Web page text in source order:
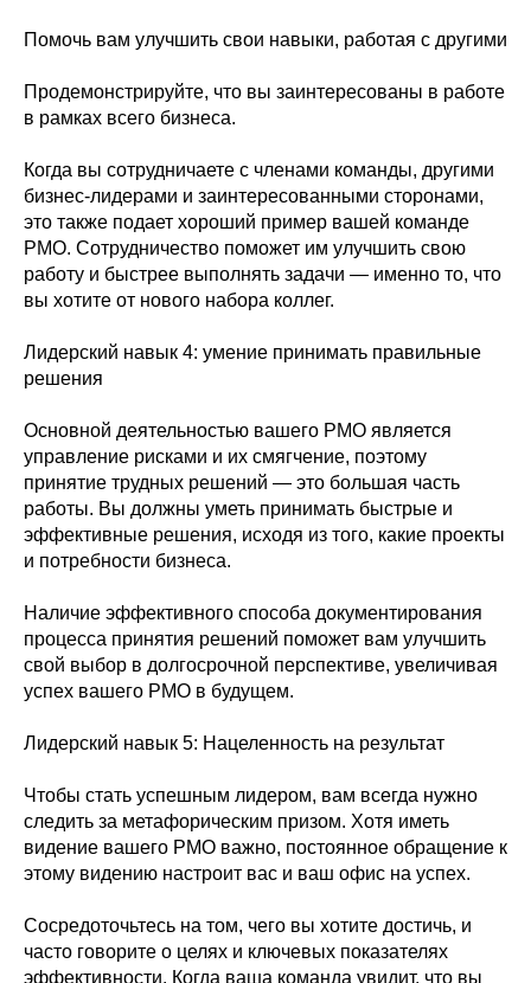
Помочь вам улучшить свои навыки, работая с другими
Продемонстрируйте, что вы заинтересованы в работе
в рамках всего бизнеса.
Когда вы сотрудничаете с членами команды, другими
бизнес-лидерами и заинтересованными сторонами,
это также подает хороший пример вашей команде
PMO. Сотрудничество поможет им улучшить свою
работу и быстрее выполнять задачи — именно то, что
вы хотите от нового набора коллег.
Лидерский навык 4: умение принимать правильные
решения
Основной деятельностью вашего PMO является
управление рисками и их смягчение, поэтому
принятие трудных решений — это большая часть
работы. Вы должны уметь принимать быстрые и
эффективные решения, исходя из того, какие проекты
и потребности бизнеса.
Наличие эффективного способа документирования
процесса принятия решений поможет вам улучшить
свой выбор в долгосрочной перспективе, увеличивая
успех вашего PMO в будущем.
Лидерский навык 5: Нацеленность на результат
Чтобы стать успешным лидером, вам всегда нужно
следить за метафорическим призом. Хотя иметь
видение вашего PMO важно, постоянное обращение к
этому видению настроит вас и ваш офис на успех.
Сосредоточьтесь на том, чего вы хотите достичь, и
часто говорите о целях и ключевых показателях
эффективности. Когда ваша команда увидит, что вы